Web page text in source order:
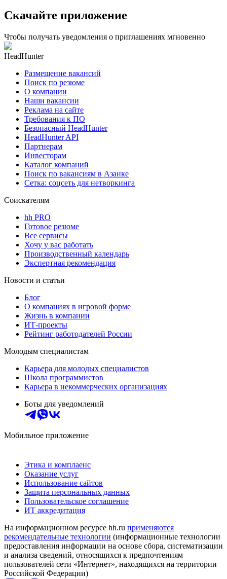
Скачайте приложение
Чтобы получать уведомления о приглашениях мгновенно
HeadHunter
Размещение вакансий
Поиск по резюме
О компании
Наши вакансии
Реклама на сайте
Требования к ПО
Безопасный HeadHunter
HeadHunter API
Партнерам
Инвесторам
Каталог компаний
Поиск по вакансиям в Азанке
Сетка: соцсеть для нетворкинга
Соискателям
hh PRO
Готовое резюме
Все сервисы
Хочу у вас работать
Производственный календарь
Экспертная рекомендация
Новости и статьи
Блог
О компаниях в игровой форме
Жизнь в компании
ИТ-проекты
Рейтинг работодателей России
Молодым специалистам
Карьера для молодых специалистов
Школа программистов
Карьера в некоммерческих организациях
Боты для уведомлений
Мобильное приложение
Этика и комплаенс
Оказание услуг
Использование сайтов
Защита персональных данных
Пользовательское соглашение
ИТ аккредитация
На информационном ресурсе hh.ru применяются
рекомендательные технологии (информационные технологии
предоставления информации на основе сбора, систематизации
и анализа сведений, относящихся к предпочтениям
пользователей сети «Интернет», находящихся на территории
Российской Федерации)